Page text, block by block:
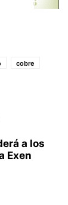
cobre
a los
Exen